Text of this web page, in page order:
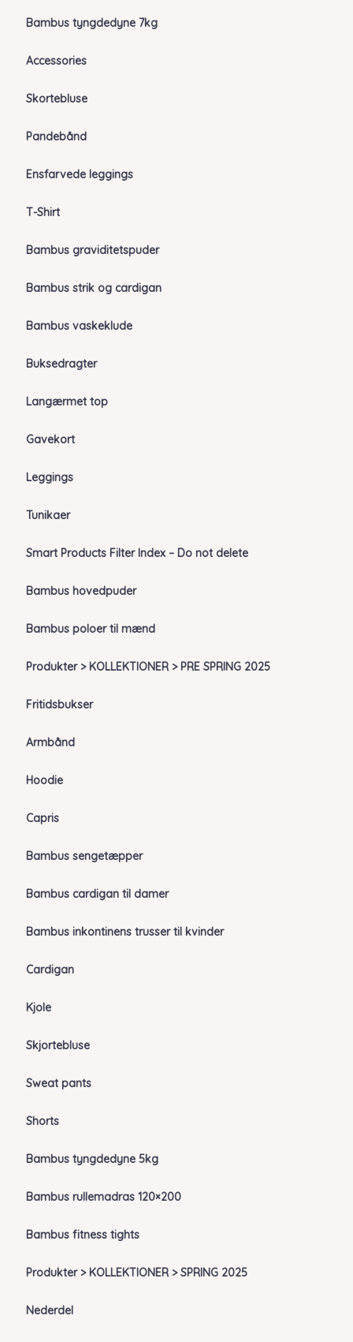
Bambus tyngdedyne 7kg
Accessories
Skortebluse
Pandebånd
Ensfarvede leggings
T-Shirt
Bambus graviditetspuder
Bambus strik og cardigan
Bambus vaskeklude
Buksedragter
Langærmet top
Gavekort
Leggings
Tunikaer
Smart Products Filter Index – Do not delete
Bambus hovedpuder
Bambus poloer til mænd
Produkter > KOLLEKTIONER > PRE SPRING 2025
Fritidsbukser
Armbånd
Hoodie
Capris
Bambus sengetæpper
Bambus cardigan til damer
Bambus inkontinens trusser til kvinder
Cardigan
Kjole
Skjortebluse
Sweat pants
Shorts
Bambus tyngdedyne 5kg
Bambus rullemadras 120×200
Bambus fitness tights
Produkter > KOLLEKTIONER > SPRING 2025
Nederdel